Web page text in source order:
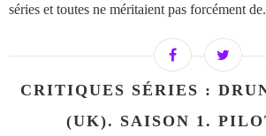
séries et toutes ne méritaient pas forcément
CRITIQUES SÉRIES :
(UK). SAISON 1.